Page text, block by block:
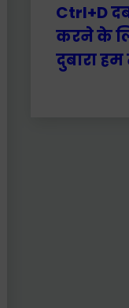
Ctrl+D
करने के
दुबारा